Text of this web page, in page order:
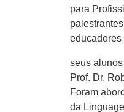
para
seus
Prof. Dr.
Foram
da